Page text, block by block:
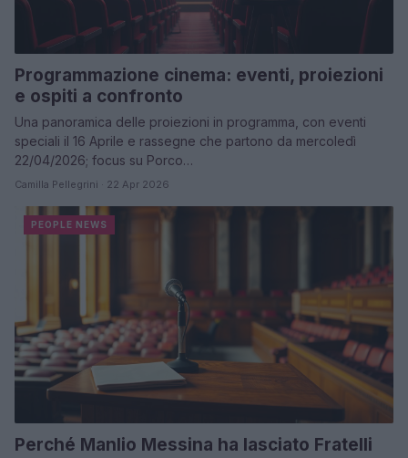
Programmazione cinema: eventi, proiezioni
e ospiti a confronto
Una panoramica delle proiezioni in programma, con eventi
speciali il 16 Aprile e rassegne che partono da mercoledì
22/04/2026; focus su Porco…
Camilla Pellegrini · 22 Apr 2026
PEOPLE NEWS
Perché Manlio Messina ha lasciato Fratelli